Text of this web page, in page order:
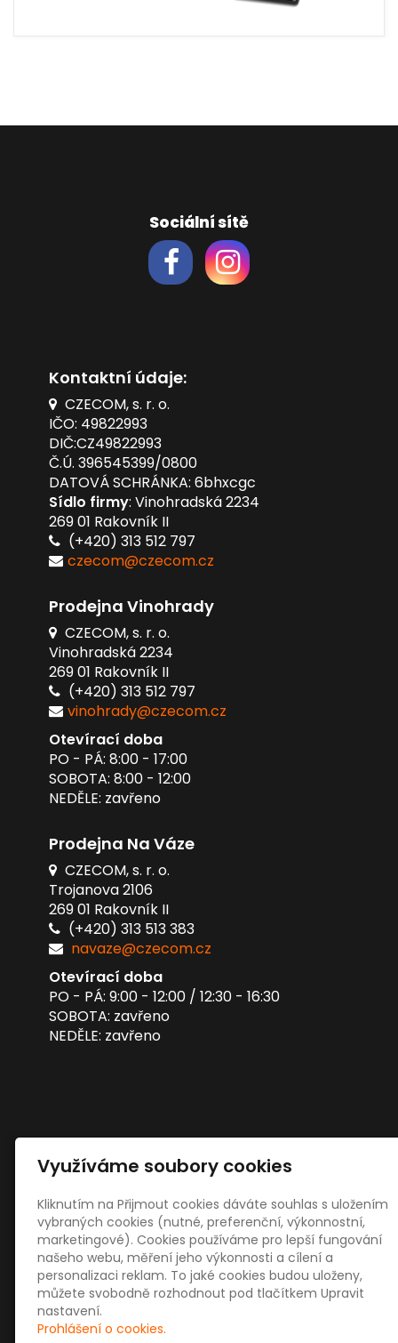
Sociální sítě
Kontaktní údaje:
CZECOM, s. r. o.
IČO: 49822993
DIČ:CZ49822993
Č.Ú. 396545399/0800
DATOVÁ SCHRÁNKA: 6bhxcgc
Sídlo firmy: Vinohradská 2234
269 01 Rakovník II
(+420) 313 512 797
czecom@czecom.cz
Prodejna Vinohrady
CZECOM, s. r. o.
Vinohradská 2234
269 01 Rakovník II
(+420) 313 512 797
vinohrady@czecom.cz
Otevírací doba
PO - PÁ: 8:00 - 17:00
SOBOTA: 8:00 - 12:00
NEDĚLE: zavřeno
Prodejna Na Váze
CZECOM, s. r. o.
Trojanova 2106
269 01 Rakovník II
(+420) 313 513 383
navaze@czecom.cz
Otevírací doba
PO - PÁ: 9:00 - 12:00 / 12:30 - 16:30
SOBOTA: zavřeno
NEDĚLE: zavřeno
Využíváme soubory cookies
Kliknutím na Přijmout cookies dáváte souhlas s uložením
vybraných cookies (nutné, preferenční, výkonnostní,
marketingové). Cookies používáme pro lepší fungování
našeho webu, měření jeho výkonnosti a cílení a
personalizaci reklam. To jaké cookies budou uloženy,
můžete svobodně rozhodnout pod tlačítkem Upravit
nastavení.
Prohlášení o cookies.